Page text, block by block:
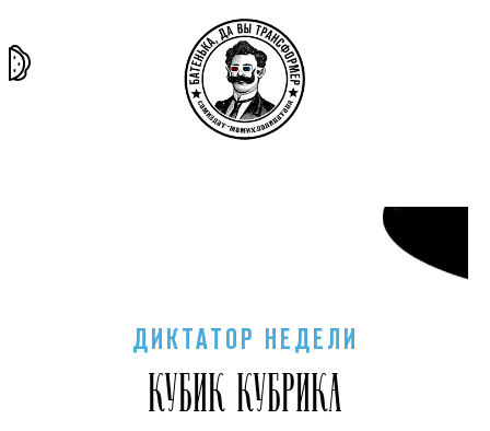
ДИКТАТОР НЕДЕЛИ
КУБИК КУБРИКА